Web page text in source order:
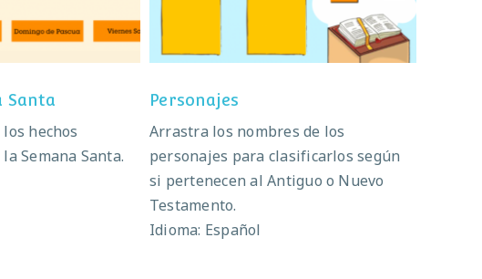
Santa
hechos
Semana Santa.
Personajes
Arrastra los nombres de los
personajes para clasificarlos según
si pertenecen al Antiguo o Nuevo
Testamento.
Idioma: Español